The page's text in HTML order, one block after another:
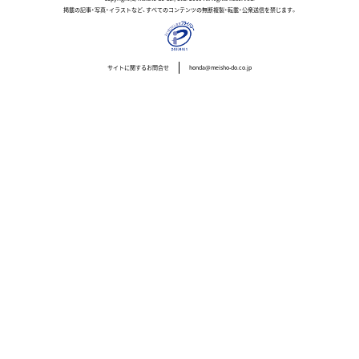
掲載の記事・写真・イラストなど、すべてのコンテンツの無断複製・転載・公衆送信を禁じます。
サイトに関するお問合せ honda@meisho-do.co.jp